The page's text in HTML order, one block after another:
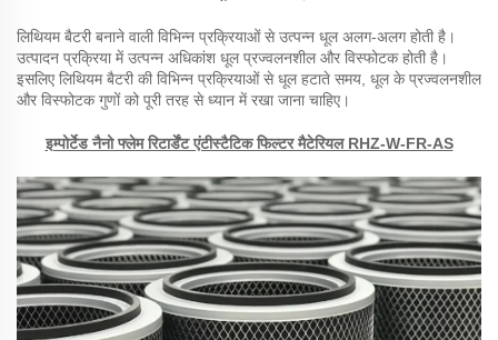
लिथियम बैटरी बनाने वाली विभिन्न प्रक्रियाओं से उत्पन्न धूल अलग-अलग होती है।
उत्पादन प्रक्रिया में उत्पन्न अधिकांश धूल प्रज्वलनशील और विस्फोटक होती है।
इसलिए लिथियम बैटरी की विभिन्न प्रक्रियाओं से धूल हटाते समय, धूल के प्रज्वलनशील
और विस्फोटक गुणों को पूरी तरह से ध्यान में रखा जाना चाहिए।
इम्पोर्टेड नैनो फ्लेम रिटार्डेंट एंटीस्टैटिक फिल्टर मैटेरियल RHZ-W-FR-AS